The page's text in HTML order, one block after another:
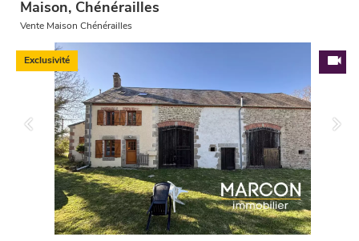
Maison, Chénérailles
Vente Maison Chénérailles
Exclusivité